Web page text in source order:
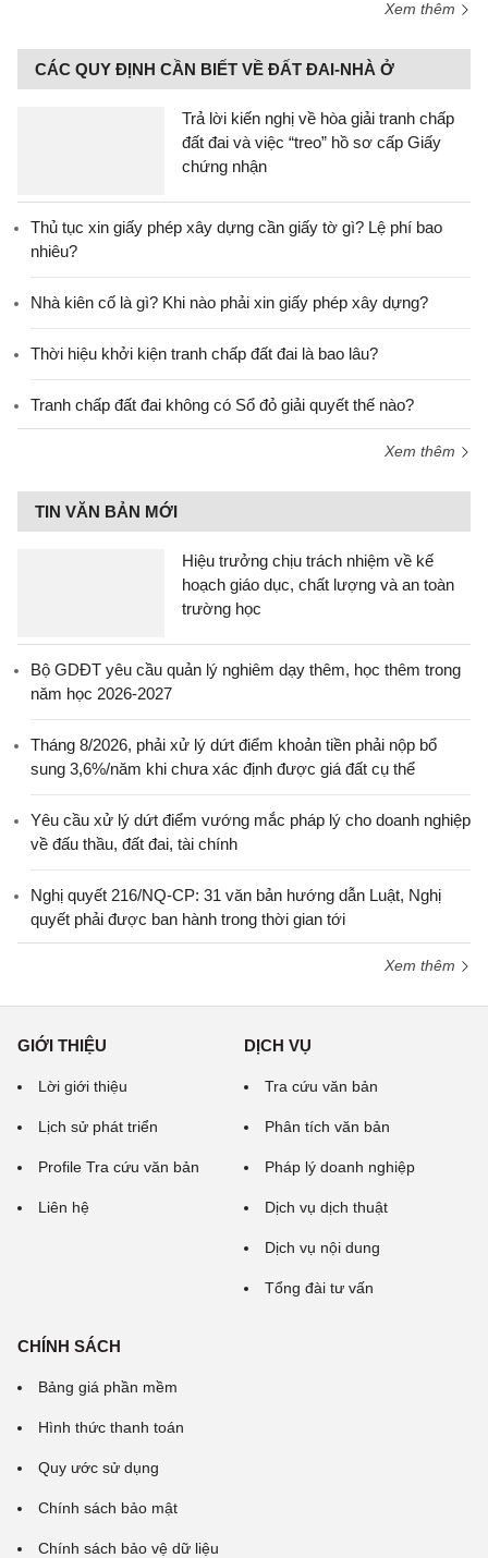
Xem thêm
CÁC QUY ĐỊNH CẦN BIẾT VỀ ĐẤT ĐAI-NHÀ Ở
Trả lời kiến nghị về hòa giải tranh chấp
đất đai và việc “treo” hồ sơ cấp Giấy
chứng nhận
Thủ tục xin giấy phép xây dựng cần giấy tờ gì? Lệ phí bao
nhiêu?
Nhà kiên cố là gì? Khi nào phải xin giấy phép xây dựng?
Thời hiệu khởi kiện tranh chấp đất đai là bao lâu?
Tranh chấp đất đai không có Sổ đỏ giải quyết thế nào?
Xem thêm
TIN VĂN BẢN MỚI
Hiệu trưởng chịu trách nhiệm về kế
hoạch giáo dục, chất lượng và an toàn
trường học
Bộ GDĐT yêu cầu quản lý nghiêm dạy thêm, học thêm trong
năm học 2026-2027
Tháng 8/2026, phải xử lý dứt điểm khoản tiền phải nộp bổ
sung 3,6%/năm khi chưa xác định được giá đất cụ thể
Yêu cầu xử lý dứt điểm vướng mắc pháp lý cho doanh nghiệp
về đấu thầu, đất đai, tài chính
Nghị quyết 216/NQ-CP: 31 văn bản hướng dẫn Luật, Nghị
quyết phải được ban hành trong thời gian tới
Xem thêm
GIỚI THIỆU
Lời giới thiệu
Lịch sử phát triển
Profile Tra cứu văn bản
Liên hệ
DỊCH VỤ
Tra cứu văn bản
Phân tích văn bản
Pháp lý doanh nghiệp
Dịch vụ dịch thuật
Dịch vụ nội dung
Tổng đài tư vấn
CHÍNH SÁCH
Bảng giá phần mềm
Hình thức thanh toán
Quy ước sử dụng
Chính sách bảo mật
Chính sách bảo vệ dữ liệu